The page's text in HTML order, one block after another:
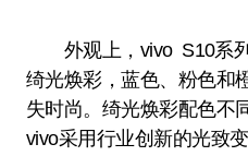
外观上，vivo S10系
绮光焕彩，蓝色、粉色和
失时尚。绮光焕彩配色不
vivo采用行业创新的光致